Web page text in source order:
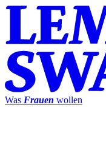
Was Frauen wollen